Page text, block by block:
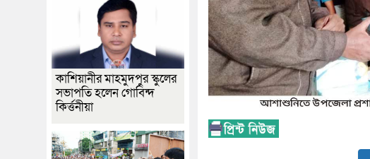
কাশিয়ানীর মাহমুদপুর স্কুলের
সভাপতি হলেন গোবিন্দ
কির্ত্তনীয়া